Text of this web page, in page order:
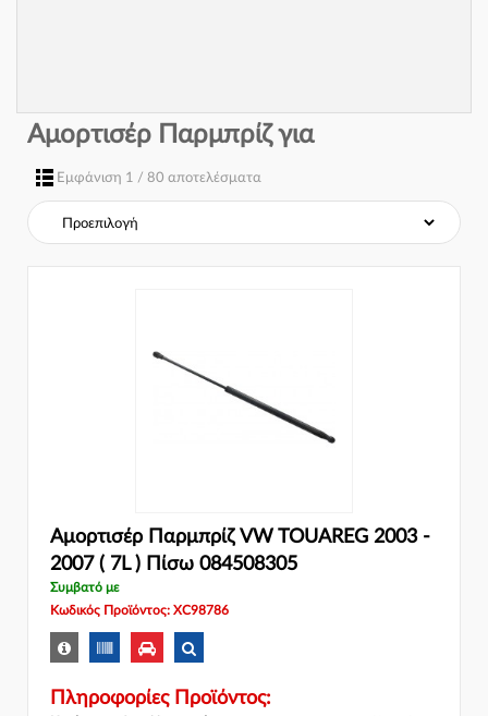
Αμορτισέρ Παρμπρίζ για
Εμφάνιση 1 / 80 αποτελέσματα
Αμορτισέρ Παρμπρίζ VW TOUAREG 2003 -
2007 ( 7L ) Πίσω 084508305
Συμβατό με
Κωδικός Προϊόντος: XC98786
Πληροφορίες Προϊόντος: